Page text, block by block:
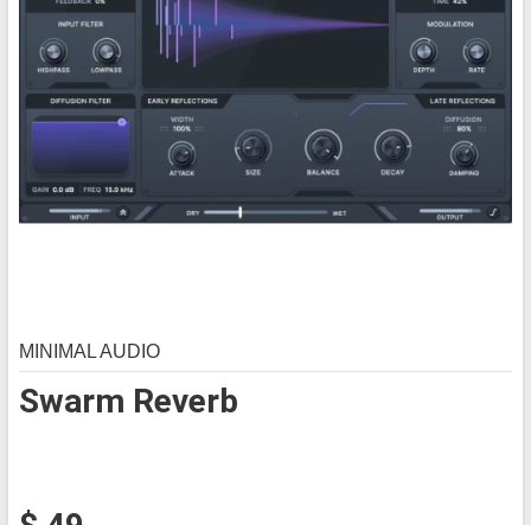
Swarm Reverb
MINIMAL AUDIO